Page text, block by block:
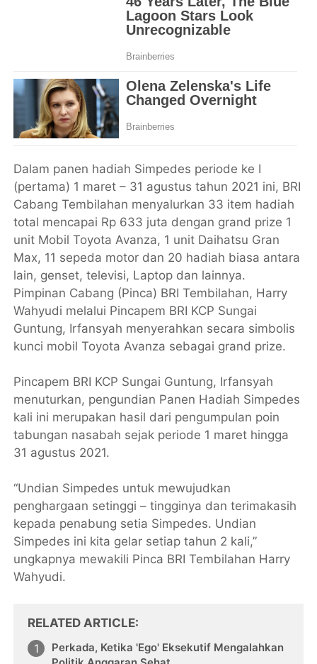
Dalam panen hadiah Simpedes periode ke I
(pertama) 1 maret – 31 agustus tahun 2021 ini, BRI
Cabang Tembilahan menyalurkan 33 item hadiah
total mencapai Rp 633 juta dengan grand prize 1
unit Mobil Toyota Avanza, 1 unit Daihatsu Gran
Max, 11 sepeda motor dan 20 hadiah biasa antara
lain, genset, televisi, Laptop dan lainnya.
Pimpinan Cabang (Pinca) BRI Tembilahan, Harry
Wahyudi melalui Pincapem BRI KCP Sungai
Guntung, Irfansyah menyerahkan secara simbolis
kunci mobil Toyota Avanza sebagai grand prize.
Pincapem BRI KCP Sungai Guntung, Irfansyah
menuturkan, pengundian Panen Hadiah Simpedes
kali ini merupakan hasil dari pengumpulan poin
tabungan nasabah sejak periode 1 maret hingga
31 agustus 2021.
“Undian Simpedes untuk mewujudkan
penghargaan setinggi – tingginya dan terimakasih
kepada penabung setia Simpedes. Undian
Simpedes ini kita gelar setiap tahun 2 kali,”
ungkapnya mewakili Pinca BRI Tembilahan Harry
Wahyudi.
RELATED ARTICLE
Perkada, Ketika 'Ego' Eksekutif Mengalahkan